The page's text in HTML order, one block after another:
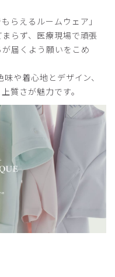
2026-04-25
大きめ
伸びない
厚い
シワになりにくく着心地
で隠れるので腰回り気に
いで気に入ってます。
コ 白衣:アーバンシ
フラワー/M
らえるルームウェア」
らず、医療現場で頑張
届くよう願いをこめ
や着心地とデザイン、
質さが魅力です。